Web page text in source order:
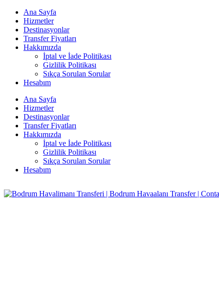
Ana Sayfa
Hizmetler
Destinasyonlar
Transfer Fiyatları
Hakkımızda
İptal ve İade Politikası
Gizlilik Politikası
Sıkça Sorulan Sorular
Hesabım
Ana Sayfa
Hizmetler
Destinasyonlar
Transfer Fiyatları
Hakkımızda
İptal ve İade Politikası
Gizlilik Politikası
Sıkça Sorulan Sorular
Hesabım